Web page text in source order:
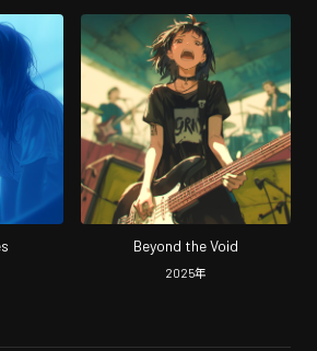
Beyond the Void
2025年